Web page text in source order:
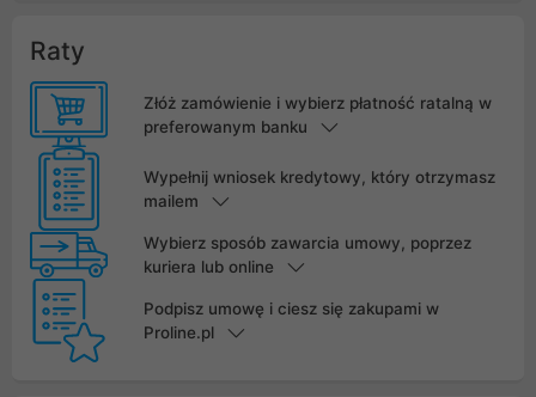
Raty
Złóż zamówienie i wybierz płatność ratalną w
preferowanym banku
Wypełnij wniosek kredytowy, który otrzymasz
mailem
Wybierz sposób zawarcia umowy, poprzez
kuriera lub online
Podpisz umowę i ciesz się zakupami w
Proline.pl